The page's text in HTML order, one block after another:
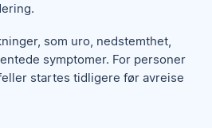
som uro, nedstemthet,
symptomer. For personer
startes tidligere før avreise